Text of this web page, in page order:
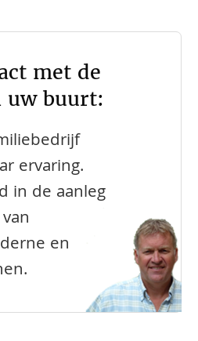
met de
uw buurt:
ervaring.
in de aanleg
en